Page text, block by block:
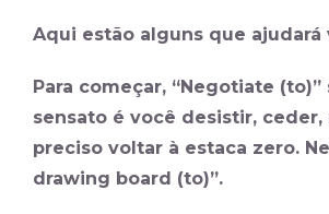
Aqui estão alguns que
Para começar, “Negotiate
sensato é você desistir, ceder,
preciso voltar à estaca zero.
drawing board (to)”.